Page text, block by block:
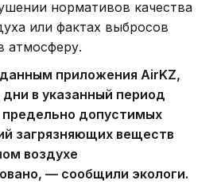
нормативов качества
или фактах выбросов
атмосферу.
приложения AirKZ,
в указанный период
допустимых
загрязняющих веществ
воздухе
— сообщили экологи.